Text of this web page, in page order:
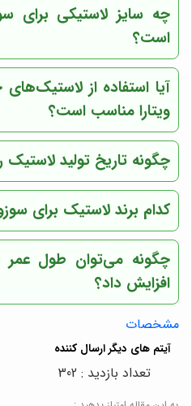
چه سایز لاستیکی برای
است؟
آیا استفاده از
ویتارا مناسب است؟
چگونه تاریخ تولید
کدام برند لاستیک برای
چگونه می‌توان طول عمر
افزایش داد؟
مشخصات
تعداد بازدید : 302